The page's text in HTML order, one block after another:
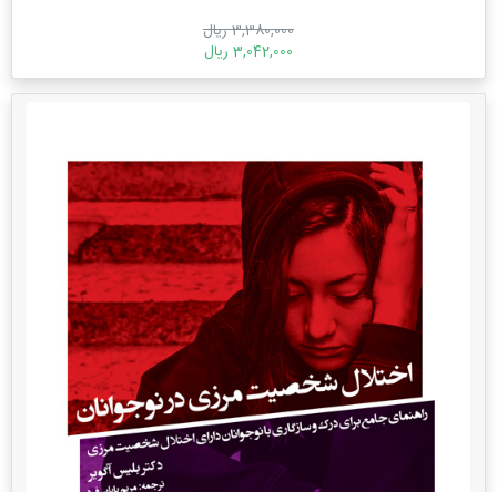
3,380,000 ریال
3,042,000 ریال